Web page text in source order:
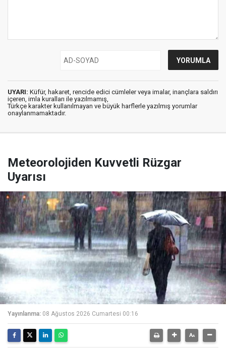
UYARI: Küfür, hakaret, rencide edici cümleler veya imalar, inançlara saldırı
içeren, imla kuralları ile yazılmamış,
Türkçe karakter kullanılmayan ve büyük harflerle yazılmış yorumlar
onaylanmamaktadır.
Meteorolojiden Kuvvetli Rüzgar
Uyarısı
Yayınlanma: 08 Ağustos 2026 Cumartesi 00:16